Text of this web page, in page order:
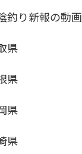
釣り新報の動画
県
県
県
県